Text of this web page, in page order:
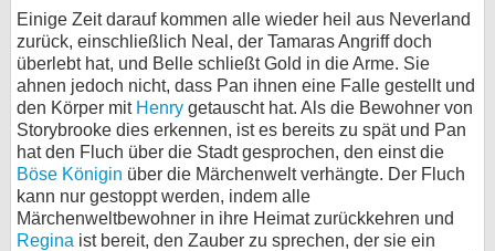
Einige Zeit darauf kommen alle wieder heil aus Neverland
zurück, einschließlich Neal, der Tamaras Angriff doch
überlebt hat, und Belle schließt Gold in die Arme. Sie
ahnen jedoch nicht, dass Pan ihnen eine Falle gestellt und
den Körper mit Henry getauscht hat. Als die Bewohner von
Storybrooke dies erkennen, ist es bereits zu spät und Pan
hat den Fluch über die Stadt gesprochen, den einst die
Böse Königin über die Märchenwelt verhängte. Der Fluch
kann nur gestoppt werden, indem alle
Märchenweltbewohner in ihre Heimat zurückkehren und
Regina ist bereit, den Zauber zu sprechen, der sie ein